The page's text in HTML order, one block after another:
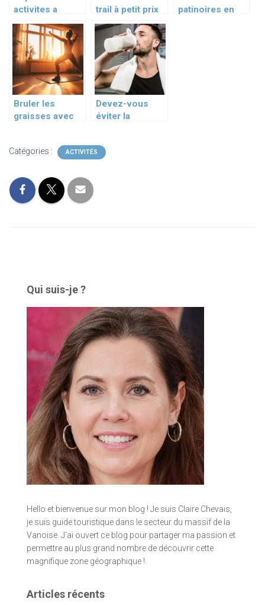
activites a
sensation a
tester a tout prix
!
trail à petit prix
écrase les
modèles haut
de gamme :
incroyable !
patinoires en
Bruler les
graisses avec
renforcement
maison
Devez-vous
éviter la
Catégories : ACTIVITÉS
Qui suis-je ?
Hello et bienvenue sur mon blog ! Je suis Claire Chevais,
je suis guide touristique dans le secteur du massif de la
Vanoise. J’ai ouvert ce blog pour partager ma passion et
permettre au plus grand nombre de découvrir cette
magnifique zone géographique !
Articles récents